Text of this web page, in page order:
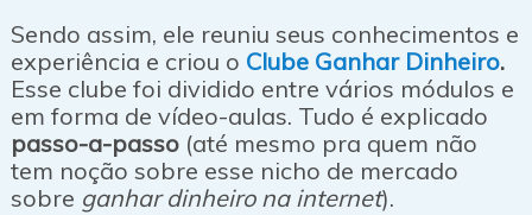
Sendo assim, ele reuniu seus conhecimentos e
experiência e criou o Clube Ganhar Dinheiro.
Esse clube foi dividido entre vários módulos e
em forma de vídeo-aulas. Tudo é explicado
passo-a-passo(até mesmo pra quem não
tem noção sobre esse nicho de mercado
sobre ganhar dinheiro na internet).